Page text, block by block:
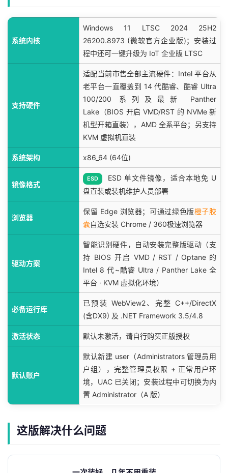
系统内核
Windows 11 LTSC 2024 25H2
26200.8973 (微软官方企业版)；安装过
程中还可一键升级为 IoT 企业版 LTSC
支持硬件
适配当前市售全部主流硬件：Intel 平台从
老平台一直覆盖到 14 代酷睿、酷睿 Ultra
100/200 系列及最新 Panther
Lake（BIOS 开启 VMD/RST 的 NVMe 新
机型开箱直装），AMD 全系平台；另支持
KVM 虚拟机直装
系统架构 x86_64 (64位)
镜像格式
ESD
ESD 单文件镜像，适合本地免 U
盘直装或装机维护人员部署
浏览器
保留 Edge 浏览器；可通过绿色版橙子胶
囊自选安装 Chrome / 360极速浏览器
驱动方案
智能识别硬件，自动安装完整版驱动（支
持 BIOS 开启 VMD / RST / Optane 的
Intel 8 代~酷睿 Ultra / Panther Lake 全
平台 · KVM 虚拟化环境）
必备运行库
已预装 WebView2、完整 C++/DirectX
(含DX9) 及 .NET Framework 3.5/4.8
激活状态 默认未激活，请自行购买正版授权
默认账户
默认新建 user（Administrators 管理员用
户组），完整管理员权限 + 正常用户环
境，UAC 已关闭；安装过程中可切换为内
置 Administrator（A 版）
这版解决什么问题